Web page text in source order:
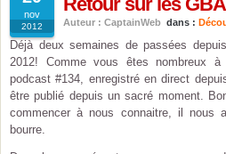
nov
2012 Auteur : CaptainWeb dans :
Déjà deux semaines de passées
2012! Comme vous êtes nombreux
podcast #134, enregistré en direct
être publié depuis un sacré moment.
commencer à nous connaitre, il nous
bourre.